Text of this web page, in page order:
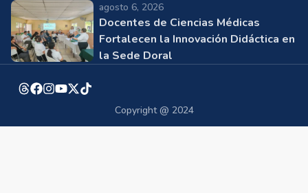
agosto 6, 2026
Docentes de Ciencias Médicas
Fortalecen la Innovación Didáctica en
la Sede Doral
Copyright @ 2024